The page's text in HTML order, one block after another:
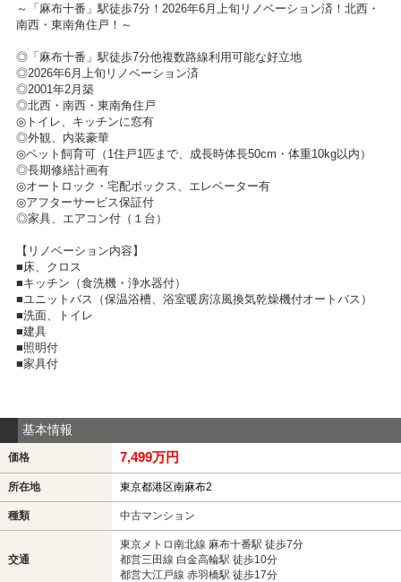
～「麻布十番」駅徒歩7分！2026年6月上旬リノベーション済！北西・
南西・東南角住戸！～
◎「麻布十番」駅徒歩7分他複数路線利用可能な好立地
◎2026年6月上旬リノベーション済
◎2001年2月築
◎北西・南西・東南角住戸
◎トイレ、キッチンに窓有
◎外観、内装豪華
◎ペット飼育可（1住戸1匹まで、成長時体長50cm・体重10kg以内）
◎長期修繕計画有
◎オートロック・宅配ボックス、エレベーター有
◎アフターサービス保証付
◎家具、エアコン付（１台）
【リノベーション内容】
■床、クロス
■キッチン（食洗機・浄水器付）
■ユニットバス（保温浴槽、浴室暖房涼風換気乾燥機付オートバス）
■洗面、トイレ
■建具
■照明付
■家具付
基本情報
価格 7,499万円
所在地 東京都港区南麻布2
種類 中古マンション
交通
東京メトロ南北線 麻布十番駅 徒歩7分
都営三田線 白金高輪駅 徒歩10分
都営大江戸線 赤羽橋駅 徒歩17分